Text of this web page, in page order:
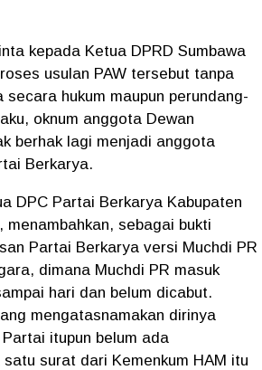
kepada Ketua DPRD Sumbawa
usulan PAW tersebut tanpa
secara hukum maupun perundang-
oknum anggota Dewan
berhak lagi menjadi anggota
Berkarya.
DPC Partai Berkarya Kabupaten
menambahkan, sebagai bukti
Partai Berkarya versi Muchdi PR
dimana Muchdi PR masuk
hari dan belum dicabut.
mengatasnamakan dirinya
itupun belum ada
surat dari Kemenkum HAM itu